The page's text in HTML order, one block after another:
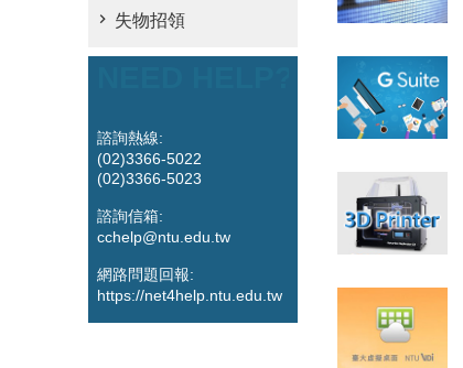
失物招領
諮詢熱線:
(02)3366-5022
(02)3366-5023
諮詢信箱:
cchelp@ntu.edu.tw
網路問題回報:
https://net4help.ntu.edu.tw